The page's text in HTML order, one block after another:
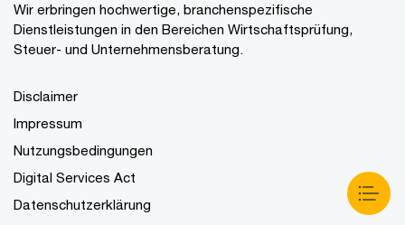
Wir erbringen hochwertige, branchenspezifische
Dienstleistungen in den Bereichen Wirtschaftsprüfung,
Steuer- und Unternehmensberatung.
Disclaimer
Impressum
Nutzungsbedingungen
Digital Services Act
Datenschutzerklärung